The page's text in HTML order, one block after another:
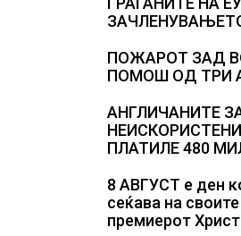
Полска,
ПОЖАРОТ ЗАД
ПОМОШ ОД ТРИ
АНГЛИЧАНИТЕ
ПЛАТИЛЕ 480
само лекови
потребни
8 АВГУСТ е ден
сеќава на
премиерот